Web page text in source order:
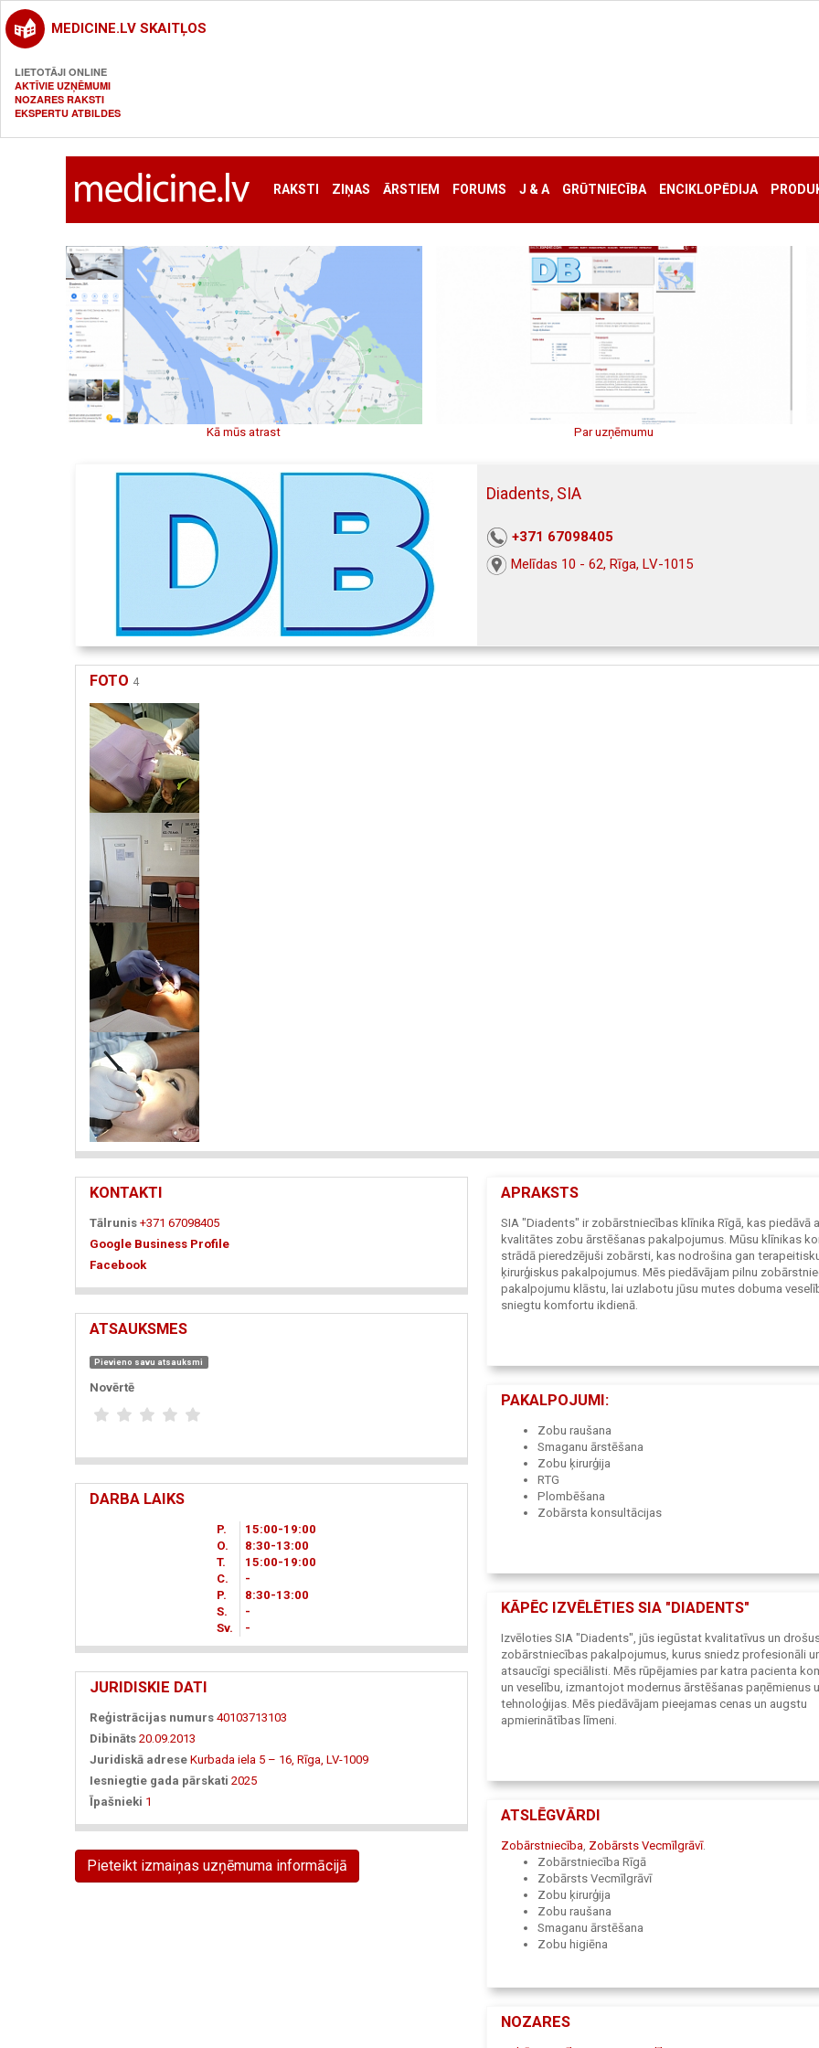
MEDICINE.LV SKAITĻOS
LIETOTĀJI ONLINE
AKTĪVIE UZŅĒMUMI
NOZARES RAKSTI
EKSPERTU ATBILDES
RAKSTI ZIŅAS ĀRSTIEM FORUMS J & A GRŪTNIECĪBA ENCIKLOPĒDIJA
Kā mūs atrast Par uzņēmumu
Diadents, SIA
+371 67098405
Melīdas 10 - 62, Rīga, LV-1015
FOTO 4
KONTAKTI
Tālrunis +371 67098405
Google Business Profile
Facebook
ATSAUKSMES
Pievieno savu atsauksmi
Novērtē
DARBA LAIKS
P. 15 00-19 00
O.
8 30-13 00
T.
15 00-19 00
C.
-
P.
8 30-13 00
S.
-
Sv.
-
JURIDISKIE DATI
Reģistrācijas numurs 40103713103
Dibināts 20.09.2013
Juridiskā adrese Kurbada iela 5 – 16, Rīga, LV-1009
Iesniegtie gada pārskati 2025
Īpašnieki 1
Pieteikt izmaiņas uzņēmuma informācijā
APRAKSTS
SIA "Diadents" ir zobārstniecības klīnika Rīgā, kas piedāvā
kvalitātes zobu ārstēšanas pakalpojumus. Mūsu klīnikas
strādā pieredzējuši zobārsti, kas nodrošina gan
ķirurģiskus pakalpojumus. Mēs piedāvājam pilnu
pakalpojumu klāstu, lai uzlabotu jūsu mutes dobuma
sniegtu komfortu ikdienā.
PAKALPOJUMI:
Zobu raušana
Smaganu ārstēšana
Zobu ķirurģija
RTG
Plombēšana
Zobārsta konsultācijas
KĀPĒC IZVĒLĒTIES SIA "DIADENTS"
Izvēloties SIA "Diadents", jūs iegūstat kvalitatīvus un
zobārstniecības pakalpojumus, kurus sniedz profesionāli
atsaucīgi speciālisti. Mēs rūpējamies par katra pacienta
un veselību, izmantojot modernus ārstēšanas paņēmienus
tehnoloģijas. Mēs piedāvājam pieejamas cenas un augstu
apmierinātības līmeni.
ATSLĒGVĀRDI
Zobārstniecība Zobārsts Vecmīlgrāvī.
Zobārstniecība Rīgā
Zobārsts Vecmīlgrāvī
Zobu ķirurģija
Zobu raušana
Smaganu ārstēšana
Zobu higiēna
Zobārsta konsultācijas
NOZARES